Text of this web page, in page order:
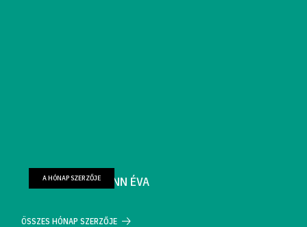
FARKAS WELLMANN ÉVA
A HÓNAP SZERZŐJE
ÖSSZES HÓNAP SZERZŐJE